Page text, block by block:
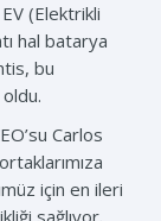
(Elektrikli
hal batarya
bu
oldu.
Carlos
için en ileri